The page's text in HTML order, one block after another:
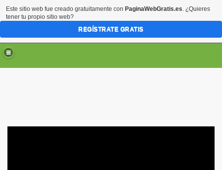
Este sitio web fue creado gratuitamente con PaginaWebGratis.es. ¿Quieres
tener tu propio sitio web?
REGÍSTRATE GRATIS